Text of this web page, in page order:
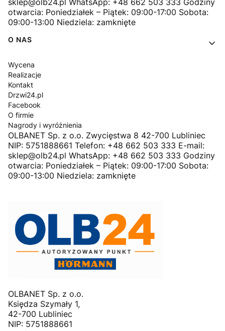
otwarcia: Poniedziałek – Piątek: 09:00-17:00 Sobota:
09:00-13:00 Niedziela: zamknięte
O NAS
Wycena
Realizacje
Kontakt
Drzwi24.pl
Facebook
O firmie
Nagrody i wyróżnienia
OLBANET Sp. z o.o. Zwycięstwa 8 42-700 Lubliniec
NIP: 5751888661 Telefon: +48 662 503 333 E-mail:
sklep@olb24.pl WhatsApp: +48 662 503 333 Godziny
otwarcia: Poniedziałek – Piątek: 09:00-17:00 Sobota:
09:00-13:00 Niedziela: zamknięte
OLBANET Sp. z o.o.
Księdza Szymały 1,
42-700 Lubliniec
NIP: 5751888661